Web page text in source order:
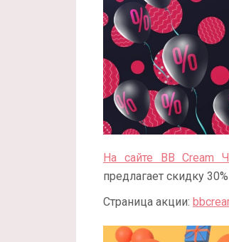
На сайте BB Cream
предлагает скидку
Страница акции: